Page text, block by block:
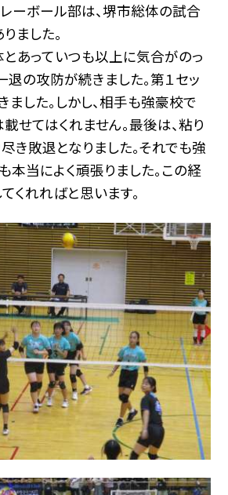
レーボール部は、堺市総体の試合
ました。
あっていつも以上に気合がのっ
退の攻防が続きました。第１セッ
ました。しかし、相手も強豪校で
せてはくれません。最後は、粘り
き敗退となりました。それでも強
本当によく頑張りました。この経
くれればと思います。